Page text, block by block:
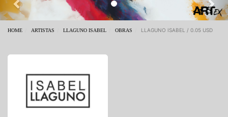
HOME ARTISTAS LLAGUNO ISABEL OBRAS LLAGUNO ISABEL / 0.05 USD